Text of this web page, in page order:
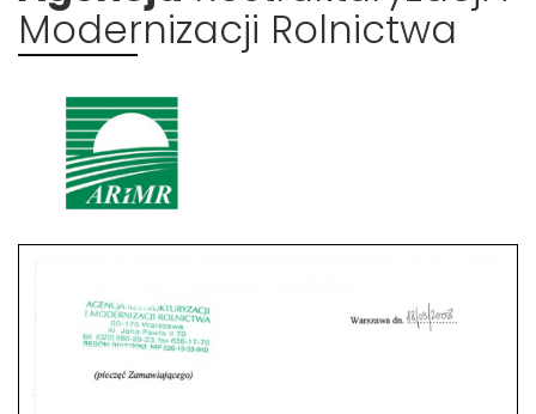
Modernizacji Rolnictwa